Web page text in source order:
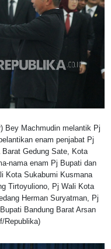
Bey Machmudin melantik Pj
enam penjabat Pj
Gedung Sate, Kota
nama enam Pj Bupati dan
Kota Sukabumi Kusmana
Tirtoyuliono, Pj Wali Kota
Herman Suryatman, Pj
Bandung Barat Arsan
Republika)